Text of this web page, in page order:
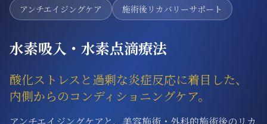
医師紹介
ご予約・お問い合わせ
当院について
アクセス
アンチエイジングケア
施術後リカバリーサポート
水素吸入・水素点滴療法
酸化ストレスと過剰な炎症反応に着目した、
内側からのコンディショニングケア。